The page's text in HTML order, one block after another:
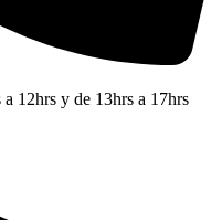
12hrs y de 13hrs a 17hrs